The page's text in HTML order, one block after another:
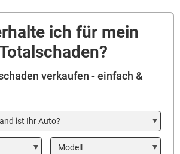
ich für mein
verkaufen - einfach &
ist Ihr Auto?
Modell